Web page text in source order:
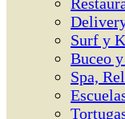
Surf y
Buceo y
Spa,